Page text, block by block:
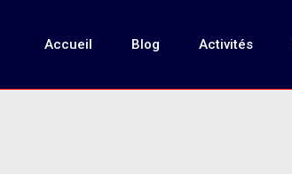
Accueil Blog Activités